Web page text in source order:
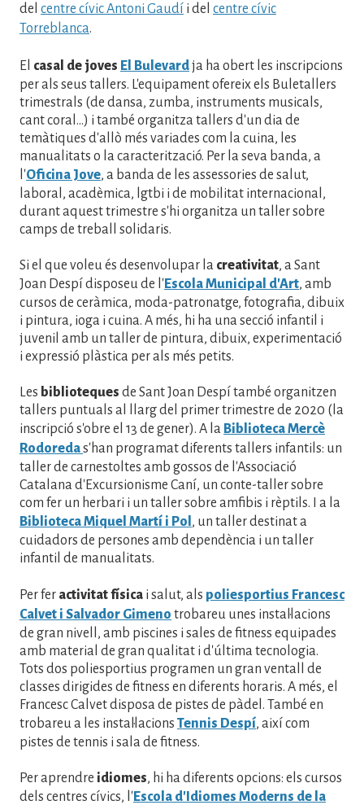
del centre cívic Antoni Gaudí i del centre cívic
Torreblanca.
El casal de joves El Bulevardja ha obert les inscripcions
per als seus tallers. L'equipament ofereix els Buletallers
trimestrals (de dansa, zumba, instruments musicals,
cant coral...) i també organitza tallers d'un dia de
temàtiques d'allò més variades com la cuina, les
manualitats o la caracterització. Per la seva banda, a
l'Oficina Jove, a banda de les assessories de salut,
laboral, acadèmica, lgtbi i de mobilitat internacional,
durant aquest trimestre s'hi organitza un taller sobre
camps de treball solidaris.
Si el que voleu és desenvolupar la creativitat, a Sant
Joan Despí disposeu de l'Escola Municipal d'Art, amb
cursos de ceràmica, moda-patronatge, fotografia, dibuix
i pintura, ioga i cuina. A més, hi ha una secció infantil i
juvenil amb un taller de pintura, dibuix, experimentació
i expressió plàstica per als més petits.
Les biblioteques de Sant Joan Despí també organitzen
tallers puntuals al llarg del primer trimestre de 2020 (la
inscripció s'obre el 13 de gener). A la Biblioteca Mercè
Rodoredas'han programat diferents tallers infantils: un
taller de carnestoltes amb gossos de l'Associació
Catalana d'Excursionisme Caní, un conte-taller sobre
com fer un herbari i un taller sobre amfibis i rèptils. I a la
Biblioteca Miquel Martí i Pol , un taller destinat a
cuidadors de persones amb dependència i un taller
infantil de manualitats.
Per fer activitat física i salut, als poliesportius Francesc
Calvet i Salvador Gimeno trobareu unes instal·lacions
de gran nivell, amb piscines i sales de fitness equipades
amb material de gran qualitat i d'última tecnologia.
Tots dos poliesportius programen un gran ventall de
classes dirigides de fitness en diferents horaris. A més, el
Francesc Calvet disposa de pistes de pàdel. També en
trobareu a les instal·lacions Tennis Despí, així com
pistes de tennis i sala de fitness.
Per aprendre idiomes, hi ha diferents opcions: els cursos
dels centres cívics, l'Escola d'Idiomes Moderns de la